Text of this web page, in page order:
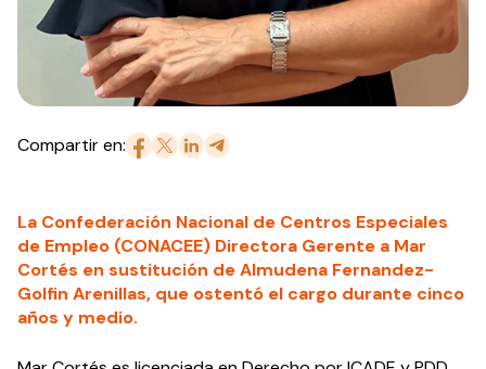
Compartir en:
La Confederación Nacional de Centros Especiales
de Empleo (CONACEE) Directora Gerente a Mar
Cortés en sustitución de Almudena Fernandez-
Golfin Arenillas, que ostentó el cargo durante cinco
años y medio.